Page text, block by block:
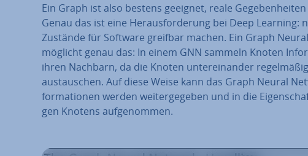
Ein Graph ist also bestens geeignet, reale
Genau das ist eine Her­aus­for­de­rung bei Deep Learning:
Zustände für Software greifbar machen. Ein Graph
mög­licht genau das: In einem GNN sammeln Knoten
ihren Nachbarn, da die Knoten un­ter­ein­an­der
aus­tau­schen. Auf diese Weise kann das Graph Neural
for­ma­tio­nen werden wei­ter­ge­ge­ben und in die
gen Knotens auf­ge­nom­men.